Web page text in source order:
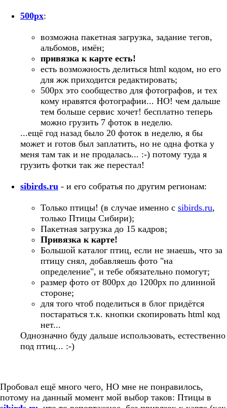
500px:
возможна пакетная загрузка, задание тегов,
альбомов, имён;
привязка к карте есть!
есть возможность делиться html кодом, но его
для жж приходится редактировать;
500px это сообщество для фотографов, и тех
кому нравятся фотографии... НО! чем дальше
тем больше сервис хочет! бесплатно теперь
можно грузить 7 фоток в неделю.
...ещё год назад было 20 фоток в неделю, я бы
может и готов был заплатить, но не одна фотка у
меня там так и не продалась... :-) потому туда я
грузить фотки так же перестал!
sibirds.ru - и его собратья по другим регионам:
Только птицы! (в случае именно с sibirds.ru,
только Птицы Сибири);
Пакетная загрузка до 15 кадров;
Привязка к карте!
Большой каталог птиц, если не знаешь, что за
птицу снял, добавляешь фото "на
определение", и тебе обязательно помогут;
размер фото от 800px до 1200px по длинной
стороне;
для того чтоб поделиться в блог придётся
постараться т.к. кнопки скопировать html код
нет...
Однозначно буду дальше использовать, естественно
под птиц... :-)
Пробовал ещё много чего, НО мне не понравилось,
потому на данный момент мой выбор таков: Птицы в